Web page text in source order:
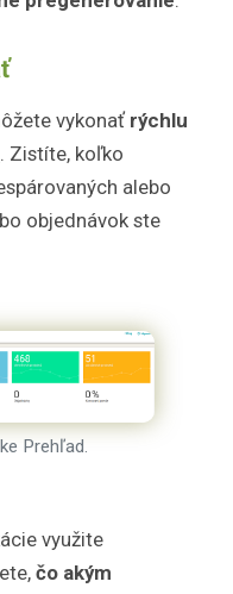
vykonať rýchlu
. Zistíte, koľko
alebo
objednávok ste
Prehľad.
využite
čo akým